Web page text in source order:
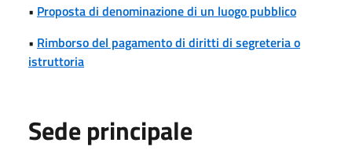
• Proposta di denominazione di un luogo pubblico
• Rimborso del pagamento di diritti di segreteria o
istruttoria
Sede principale